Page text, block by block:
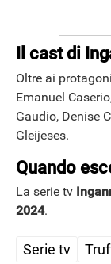
Il cast di
Oltre ai
Emanuel
Gaudio, Denise
Gleijeses.
Quando
La serie tv
2024.
Serie tv